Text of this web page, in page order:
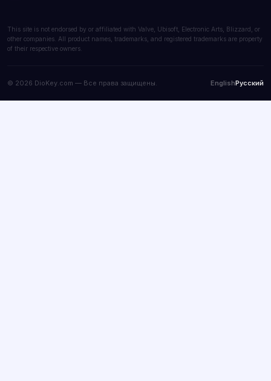
This site is not endorsed by or affiliated with Valve, Ubisoft, Electronic Arts, Blizzard, or
other companies. All product names, trademarks, and registered trademarks are property
of their respective owners.
© 2026 DioKey.com — Все права защищены. EnglishРусский